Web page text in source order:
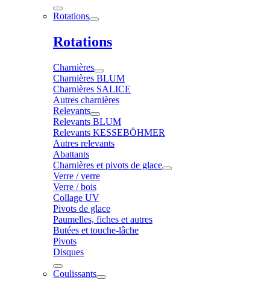
Rotations
Rotations
Charnières
Charnières BLUM
Charnières SALICE
Autres charnières
Relevants
Relevants BLUM
Relevants KESSEBÖHMER
Autres relevants
Abattants
Charnières et pivots de glace
Verre / verre
Verre / bois
Collage UV
Pivots de glace
Paumelles, fiches et autres
Butées et touche-lâche
Pivots
Disques
Coulissants